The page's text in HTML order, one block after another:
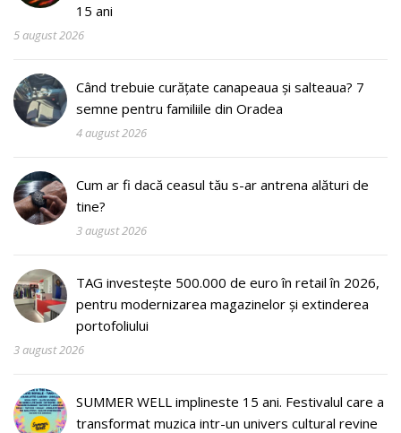
15 ani
5 august 2026
Când trebuie curățate canapeaua și salteaua? 7
semne pentru familiile din Oradea
4 august 2026
Cum ar fi dacă ceasul tău s-ar antrena alături de
tine?
3 august 2026
TAG investește 500.000 de euro în retail în 2026,
pentru modernizarea magazinelor și extinderea
portofoliului
3 august 2026
SUMMER WELL implineste 15 ani. Festivalul care a
transformat muzica intr-un univers cultural revine